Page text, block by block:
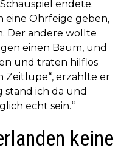
endete.
eine Ohrfeige geben,
Der andere wollte
einen Baum, und
und traten hilflos
Zeitlupe“, erzählte er
stand ich da und
echt sein.“
keine